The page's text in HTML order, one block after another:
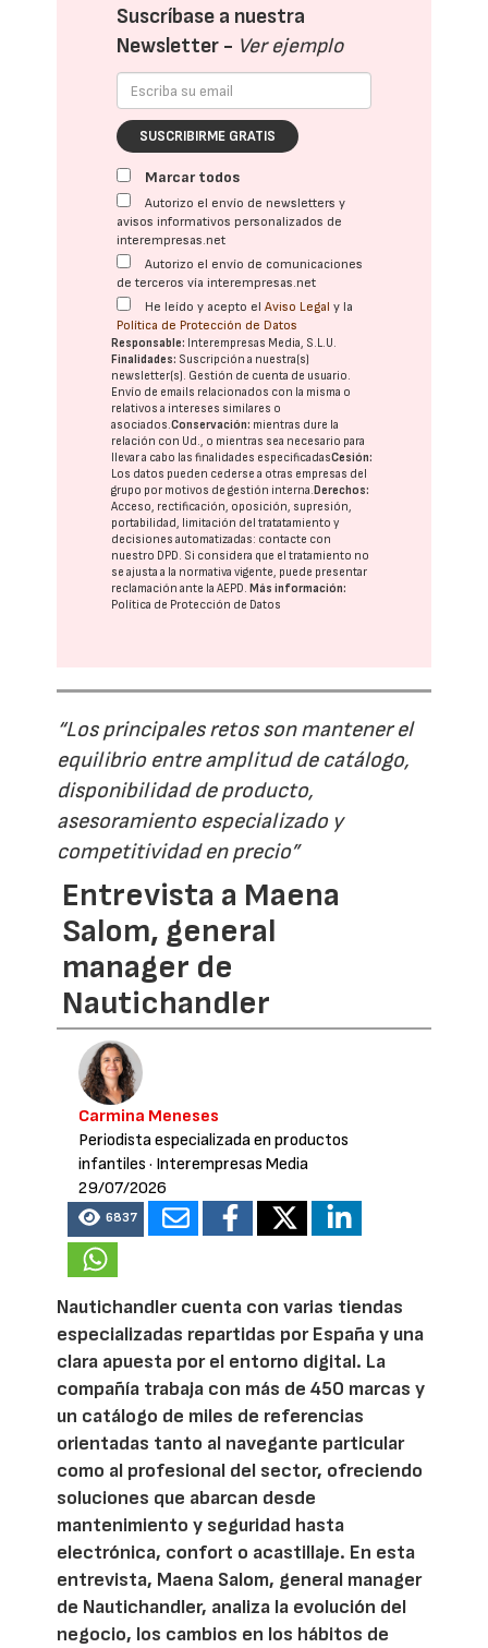
Suscríbase a nuestra
Newsletter - Ver ejemplo
SUSCRIBIRME GRATIS
Marcar todos
Autorizo el envío de newsletters y
avisos informativos personalizados de
interempresas.net
Autorizo el envío de comunicaciones
de terceros vía interempresas.net
He leído y acepto elAviso Legal y la
Política de Protección de Datos
Responsable: Interempresas Media, S.L.U.
Finalidades: Suscripción a nuestra(s)
newsletter(s). Gestión de cuenta de usuario.
Envío de emails relacionados con la misma o
relativos a intereses similares o
asociados.Conservación: mientras dure la
relación con Ud., o mientras sea necesario para
llevar a cabo las finalidades especificadasCesión:
Los datos pueden cederse a otras empresas del
grupo por motivos de gestión interna. Derechos:
Acceso, rectificación, oposición, supresión,
portabilidad, limitación del tratatamiento y
decisiones automatizadas: contacte con
nuestro DPD. Si considera que el tratamiento no
se ajusta a la normativa vigente, puede presentar
reclamación ante laAEPD. Más información:
Política de Protección de Datos
“Los principales retos son mantener el
equilibrio entre amplitud de catálogo,
disponibilidad de producto,
asesoramiento especializado y
competitividad en precio”
Entrevista a Maena
Salom, general
manager de
Nautichandler
Carmina Meneses
Periodista especializada en productos
infantiles · Interempresas Media
29/07/2026
6837
Nautichandler cuenta con varias tiendas
especializadas repartidas por España y una
clara apuesta por el entorno digital. La
compañía trabaja con más de 450 marcas y
un catálogo de miles de referencias
orientadas tanto al navegante particular
como al profesional del sector, ofreciendo
soluciones que abarcan desde
mantenimiento y seguridad hasta
electrónica, confort o acastillaje. En esta
entrevista, Maena Salom, general manager
de Nautichandler, analiza la evolución del
negocio, los cambios en los hábitos de